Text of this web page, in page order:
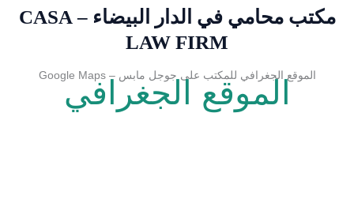
مكتب محامي في الدار البيضاء – CASA
LAW FIRM
الموقع الجغرافي للمكتب على جوجل مابس – Google Maps
الموقع الجغرافي